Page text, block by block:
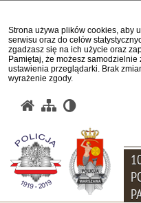
Strona używa plików cookies, aby
serwisu oraz do celów
zgadzasz się na ich użycie oraz
Pamiętaj, że możesz
ustawienia przeglądarki. Brak
wyrażenie zgody.